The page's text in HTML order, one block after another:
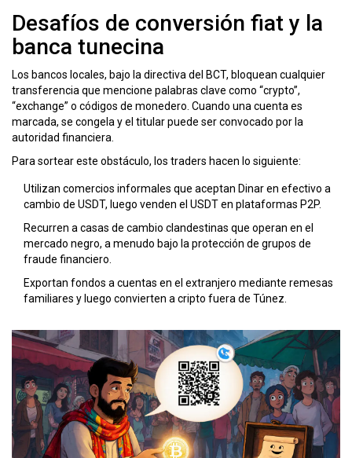
Desafíos de conversión fiat y la
banca tunecina
Los bancos locales, bajo la directiva del BCT, bloquean cualquier
transferencia que mencione palabras clave como “crypto”,
“exchange” o códigos de monedero. Cuando una cuenta es
marcada, se congela y el titular puede ser convocado por la
autoridad financiera.
Para sortear este obstáculo, los traders hacen lo siguiente:
Utilizan comercios informales que aceptan Dinar en efectivo a
cambio de USDT, luego venden el USDT en plataformas P2P.
Recurren a casas de cambio clandestinas que operan en el
mercado negro, a menudo bajo la protección de grupos de
fraude financiero.
Exportan fondos a cuentas en el extranjero mediante remesas
familiares y luego convierten a cripto fuera de Túnez.